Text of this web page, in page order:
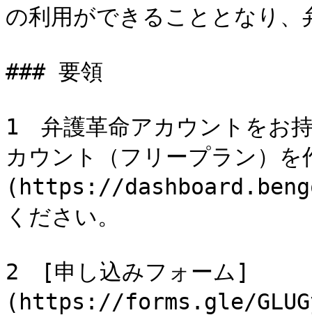
の利用ができることとなり
### 要領
1　弁護革命アカウントをお
カウント（フリープラン）
(https://
ください。
2　[申し込みフォーム]
(https://forms.gle/